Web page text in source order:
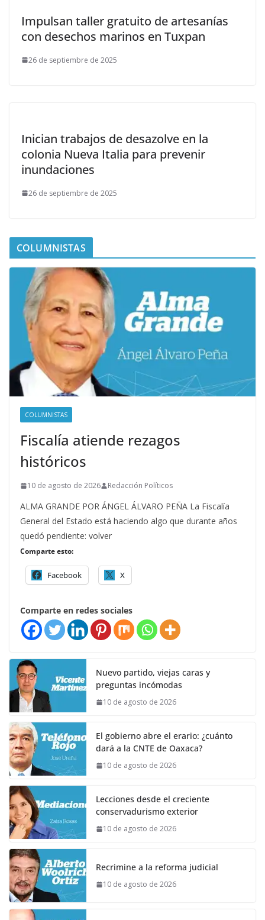
Impulsan taller gratuito de artesanías
con desechos marinos en Tuxpan
26 de septiembre de 2025
Inician trabajos de desazolve en la
colonia Nueva Italia para prevenir
inundaciones
26 de septiembre de 2025
COLUMNISTAS
COLUMNISTAS
Fiscalía atiende rezagos
históricos
10 de agosto de 2026 Redacción Políticos
ALMA GRANDE POR ÁNGEL ÁLVARO PEÑA La Fiscalía
General del Estado está haciendo algo que durante años
quedó pendiente: volver
Comparte esto:
Facebook X
Comparte en redes sociales
Nuevo partido, viejas caras y
preguntas incómodas
10 de agosto de 2026
El gobierno abre el erario: ¿cuánto
dará a la CNTE de Oaxaca?
10 de agosto de 2026
Lecciones desde el creciente
conservadurismo exterior
10 de agosto de 2026
Recrimine a la reforma judicial
10 de agosto de 2026